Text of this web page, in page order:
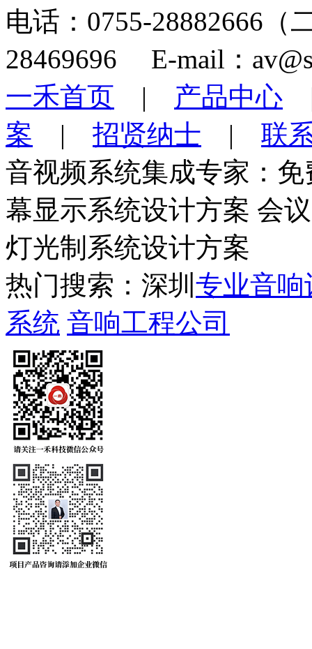
电话：0755-28882666
28469696 E-mail：
一禾首页 | 产品中心
案 | 招贤纳士 | 联
音视频系统集成专家：
幕显示系统设计方案 会
灯光制系统设计方案
热门搜索：深圳 专业音响
系统 音响工程公司